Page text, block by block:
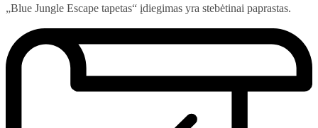
„Blue Jungle Escape tapetas“ įdiegimas yra stebėtinai paprastas.